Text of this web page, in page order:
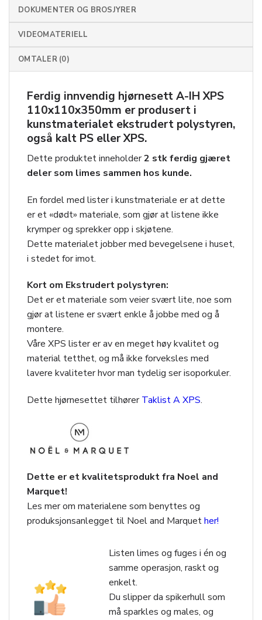
DOKUMENTER OG BROSJYRER
VIDEOMATERIELL
OMTALER (0)
Ferdig innvendig hjørnesettA-IH XPS
110x110x350mm er produsert i
kunstmaterialet ekstrudert polystyren,
også kalt PS eller XPS.
Dette produktet inneholder2 stk ferdig gjæret
deler som limes sammen hos kunde.
En fordel med lister i kunstmateriale er at dette
er et «dødt» materiale, som gjør at listene ikke
krymper og sprekker opp i skjøtene.
Dette materialet jobber med bevegelsene i huset,
i stedet for imot.
Kort om Ekstrudert polystyren:
Det er et materiale som veier svært lite, noe som
gjør at listene er svært enkle å jobbe med og å
montere.
Våre XPS lister er av en meget høy kvalitet og
material tetthet, og må ikke forveksles med
lavere kvaliteter hvor man tydelig ser isoporkuler.
Dette hjørnesettet tilhørerTaklist A XPS.
Dette er et kvalitetsprodukt fra Noel and
Marquet!
Les mer om materialene som benyttes og
produksjonsanlegget til Noel and Marquether!
Listen limes og fuges i én og
samme operasjon, raskt og
enkelt.
Du slipper da spikerhull som
må sparkles og males, og